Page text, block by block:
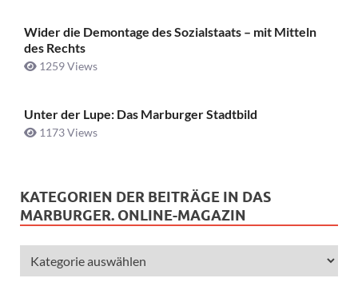
Wider die Demontage des Sozialstaats – mit Mitteln
des Rechts
1259 Views
Unter der Lupe: Das Marburger Stadtbild
1173 Views
KATEGORIEN DER BEITRÄGE IN DAS
MARBURGER. ONLINE-MAGAZIN